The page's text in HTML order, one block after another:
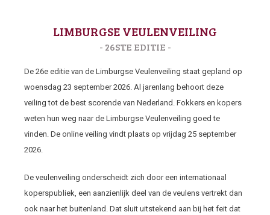
LIMBURGSE VEULENVEILING
- 26STE EDITIE -
De 26e editie van de Limburgse Veulenveiling staat gepland op
woensdag 23 september 2026. Al jarenlang behoort deze
veiling tot de best scorende van Nederland. Fokkers en kopers
weten hun weg naar de Limburgse Veulenveiling goed te
vinden. De online veiling vindt plaats op vrijdag 25 september
2026.
De veulenveiling onderscheidt zich door een internationaal
koperspubliek, een aanzienlijk deel van de veulens vertrekt dan
ook naar het buitenland. Dat sluit uitstekend aan bij het feit dat